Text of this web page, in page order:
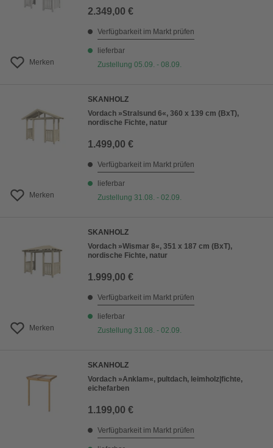
Merken
2.349,00 €
Verfügbarkeit im Markt prüfen
lieferbar
Zustellung 05.09. - 08.09.
Merken
SKANHOLZ
Vordach »Stralsund 6«, 360 x 139 cm (BxT),
nordische Fichte, natur
1.499,00 €
Verfügbarkeit im Markt prüfen
lieferbar
Zustellung 31.08. - 02.09.
Merken
SKANHOLZ
Vordach »Wismar 8«, 351 x 187 cm (BxT),
nordische Fichte, natur
1.999,00 €
Verfügbarkeit im Markt prüfen
lieferbar
Zustellung 31.08. - 02.09.
SKANHOLZ
Vordach »Anklam«, pultdach, leimholz|fichte,
eichefarben
1.199,00 €
Verfügbarkeit im Markt prüfen